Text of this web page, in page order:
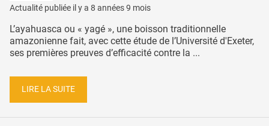
Actualité publiée il y a 8 années 9 mois
L’ayahuasca ou « yagé », une boisson traditionnelle
amazonienne fait, avec cette étude de l’Université d'Exeter,
ses premières preuves d’efficacité contre la ...
LIRE LA SUITE